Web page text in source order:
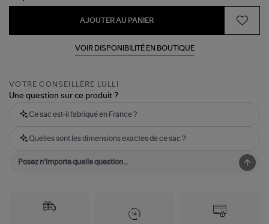
AJOUTER AU PANIER
VOIR DISPONIBILITÉ EN BOUTIQUE
VOTRE CONSEILLÈRE LULLI
Une question sur ce produit ?
Ce sac est-il fabriqué en France ?
Quelles sont les dimensions exactes de ce sac ?